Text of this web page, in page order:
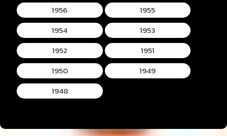
1956
1955
1954
1953
1952
1951
1950
1949
1948